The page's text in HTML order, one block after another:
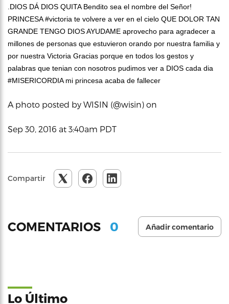
.DIOS DÁ DIOS QUITA Bendito sea el nombre del Señor!
PRINCESA #victoria te volvere a ver en el cielo QUE DOLOR TAN
GRANDE TENGO DIOS AYUDAME aprovecho para agradecer a
millones de personas que estuvieron orando por nuestra familia y
por nuestra Victoria Gracias porque en todos los gestos y
palabras que tenian con nosotros pudimos ver a DIOS cada dia
#MISERICORDIA mi princesa acaba de fallecer
A photo posted by WISIN (@wisin) on
Sep 30, 2016 at 3:40am PDT
Compartir
COMENTARIOS 0 Añadir comentario
Lo Último